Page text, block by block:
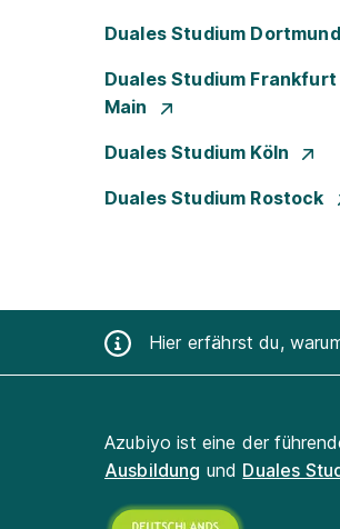
Duales Studium Dortmund
Duales Studium Frankfurt
Main
Duales Studium Köln
Duales Studium Rostock
Hier erfährst du,
Azubiyo ist eine der
Ausbildung und Duales